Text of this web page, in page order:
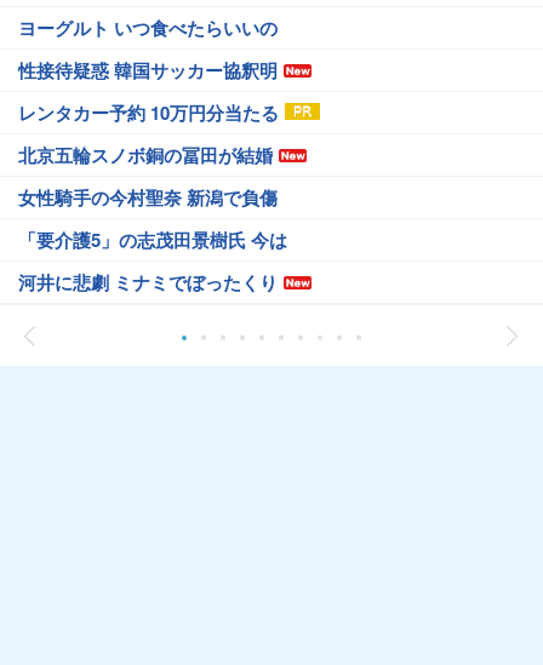
ヨーグルト いつ食べたらいいの
性接待疑惑 韓国サッカー協釈明
レンタカー予約 10万円分当たる
北京五輪スノボ銅の冨田が結婚
女性騎手の今村聖奈 新潟で負傷
「要介護5」の志茂田景樹氏 今は
河井に悲劇 ミナミでぼったくり